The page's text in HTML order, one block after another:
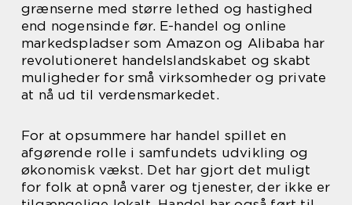
grænserne med større lethed og hastighed
end nogensinde før. E-handel og online
markedspladser som Amazon og Alibaba har
revolutioneret handelslandskabet og skabt
muligheder for små virksomheder og private
at nå ud til verdensmarkedet.
For at opsummere har handel spillet en
afgørende rolle i samfundets udvikling og
økonomisk vækst. Det har gjort det muligt
for folk at opnå varer og tjenester, der ikke er